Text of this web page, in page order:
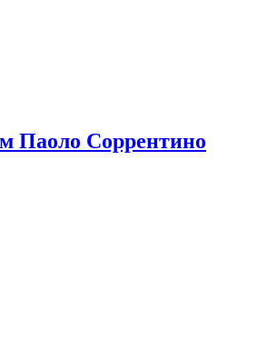
Паоло Соррентино